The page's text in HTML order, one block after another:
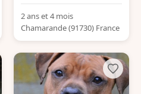
2 ans et 4 mois
Chamarande (91730) France